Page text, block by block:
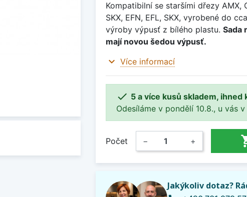
Kompatibilní se staršími dřezy AMX,
SKX, EFN, EFL, SKX, vyrobené do
výroby výpusť z bílého plastu. Sada
mají novou šedou výpusť.
expand_more Více informací
 5 a více kusů skladem,
Odesíláme v pondělí 10.8., u vás v
Počet − +
Jakýkoliv dotaz?